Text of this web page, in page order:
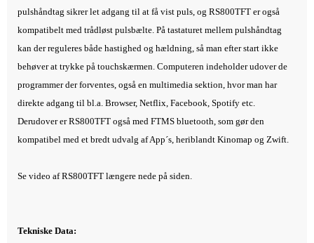
pulshåndtag sikrer let adgang til at få vist puls, og RS800TFT er også
kompatibelt med trådløst pulsbælte. På tastaturet mellem pulshåndtag
kan der reguleres både hastighed og hældning, så man efter start ikke
behøver at trykke på touchskærmen. Computeren indeholder udover de
programmer der forventes, også en multimedia sektion, hvor man har
direkte adgang til bl.a. Browser, Netflix, Facebook, Spotify etc.
Derudover er RS800TFT også med FTMS bluetooth, som gør den
kompatibel med et bredt udvalg af App´s, heriblandt Kinomap og Zwift.
Se video af RS800TFT længere nede på siden.
Tekniske Data: